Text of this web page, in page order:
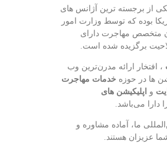
از برجسته ترین آژانس های
بوده که توسط وزارت امور
متخصص مهاجرت دارای
برگزیده شده است.
، افتخار ارائه مدرن‌ترین وب
ها در حوزه خدمات مهاجرت
و اپلیکیشن های
دارا می‌باشد.
ما، آماده مشاوره و
عزیزان هستند.